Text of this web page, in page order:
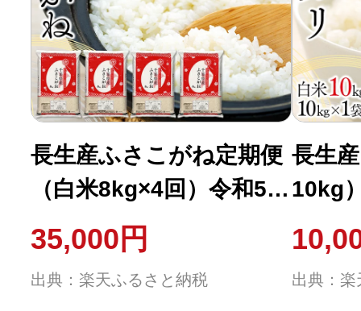
長生産ふさこがね定期便
（白米8kg×4回）令和5年
産 ふさこがね 定期便 白
米 精米 おにぎり お弁当
もっちり 米 8キロ ふる
35,000円
出典：楽天ふるさと納税
長生
10kg
送月
コシ
10キ
出典：楽